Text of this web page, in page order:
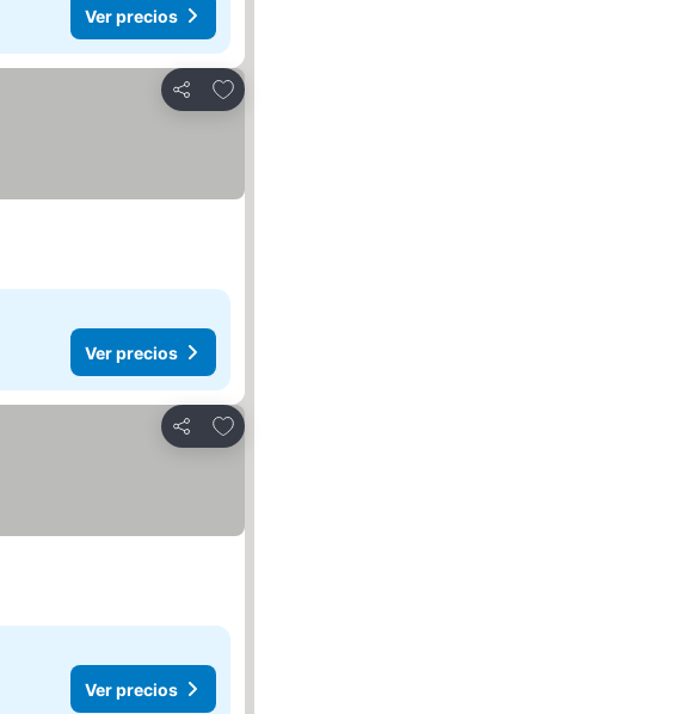
Ver precios
Compartir
Añadir a favoritos
Ver precios
Compartir
Añadir a favoritos
Ver precios